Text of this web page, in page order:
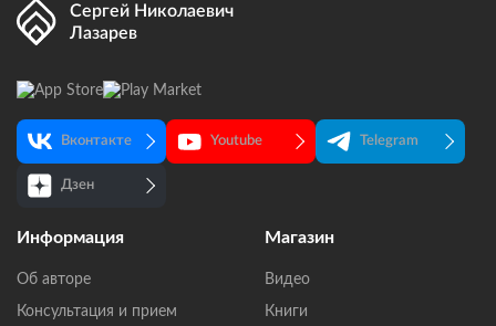
Сергей Николаевич
Лазарев
Вконтакте Youtube Telegram
Дзен
Информация
Об авторе
Консультация и прием
Магазин
Видео
Книги